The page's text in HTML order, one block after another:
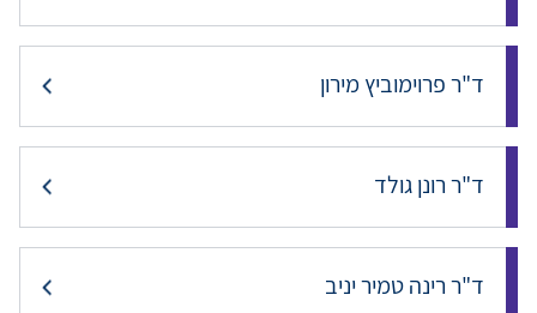
ד"ר פרוימוביץ מירון
ד"ר רונן גולד
ד"ר רינה טמיר יניב